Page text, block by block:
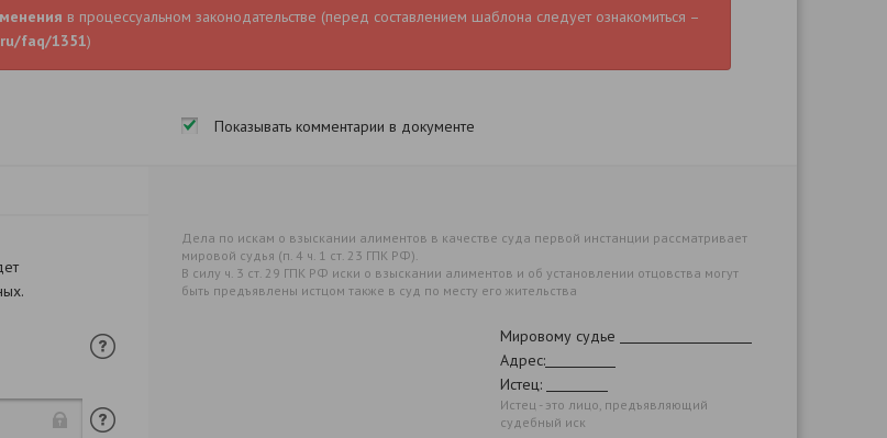
в процессуальном законодательстве (перед составлением шаблона следует ознакомиться –
faq/1351)
Показывать комментарии в документе
Дела по искам о взыскании алиментов в качестве суда первой инстанции рассматривает
мировой судья (п. 4 ч. 1 ст. 23 ГПК РФ).
В силу ч. 3 ст. 29 ГПК РФ иски о взыскании алиментов и об установлении отцовства могут
быть предъявлены истцом также в суд по месту его жительства
Мировому судье
Адрес:
Истец:
Истец - это лицо, предъявляющий
судебный иск